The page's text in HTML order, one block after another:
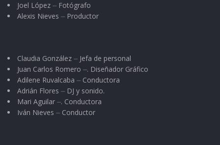
Joel López ⏤ Fotógrafo
Alexis Nieves ⏤ Productor
Claudia González ⏤ Jefa de personal
Juan Carlos Romero ⏤. Diseñador Gráfico
Adilene Ruvalcaba ⏤ Conductora
Adrián Flores ⏤ DJ y sonido.
Mari Aguilar ⏤. Conductora
Iván Nieves ⏤ Conductor